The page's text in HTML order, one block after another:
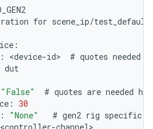
for scene_ip/
:
: <device-id> # quotes needed
dut
"False" # quotes are needed
: 30
: "None" # gen2 rig specific